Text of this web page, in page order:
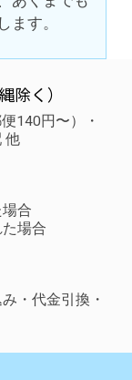
ます。
除く）
140円〜）・
他
合
場合
・代金引換・